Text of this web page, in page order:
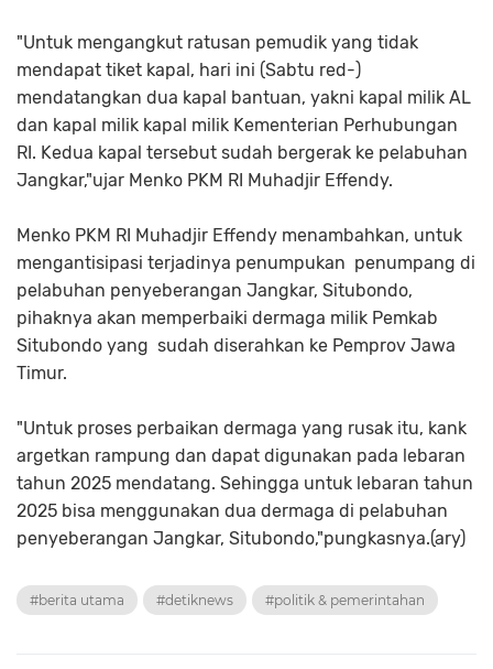
"Untuk mengangkut ratusan pemudik yang tidak
mendapat tiket kapal, hari ini (Sabtu red-)
mendatangkan dua kapal bantuan, yakni kapal milik AL
dan kapal milik kapal milik Kementerian Perhubungan
RI. Kedua kapal tersebut sudah bergerak ke pelabuhan
Jangkar,"ujar Menko PKM RI Muhadjir Effendy.
Menko PKM RI Muhadjir Effendy menambahkan, untuk
mengantisipasi terjadinya penumpukan penumpang di
pelabuhan penyeberangan Jangkar, Situbondo,
pihaknya akan memperbaiki dermaga milik Pemkab
Situbondo yang sudah diserahkan ke Pemprov Jawa
Timur.
"Untuk proses perbaikan dermaga yang rusak itu, kank
argetkan rampung dan dapat digunakan pada lebaran
tahun 2025 mendatang. Sehingga untuk lebaran tahun
2025 bisa menggunakan dua dermaga di pelabuhan
penyeberangan Jangkar, Situbondo,"pungkasnya.(ary)
#berita utama #detiknews #politik & pemerintahan